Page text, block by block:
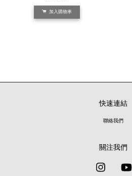
加入購物車
快速連結
聯絡我們
關注我們
Instagram